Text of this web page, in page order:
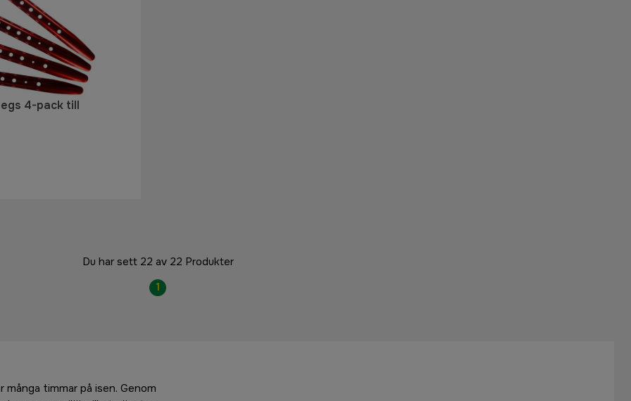
4-pack till
Du har sett 22 av 22 Produkter
1
timmar på isen. Genom